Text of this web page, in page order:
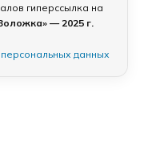
гиперссылка на
— 2025 г.
данных